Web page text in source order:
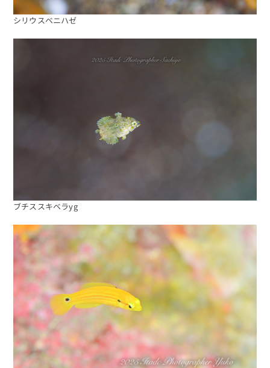
シリウスベニハゼ
ブチススキベラyg
予約する